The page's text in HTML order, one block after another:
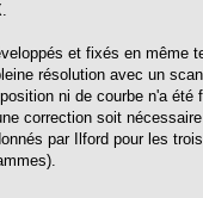
et fixés en même
résolution avec un
ni de courbe n'a
correction soit
par Ilford pour les